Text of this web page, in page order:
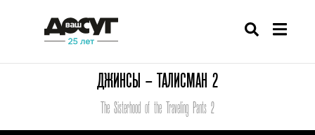
ДЖИНСЫ – ТАЛИСМАН 2
The Sisterhood of the Traveling Pants 2